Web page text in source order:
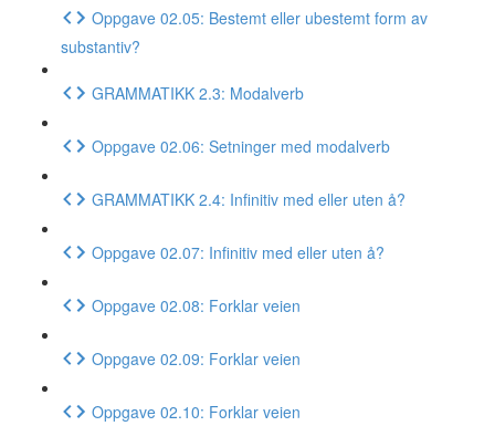
Oppgave 02.05: Bestemt eller ubestemt form av
substantiv?
GRAMMATIKK 2.3: Modalverb
Oppgave 02.06: Setninger med modalverb
GRAMMATIKK 2.4: Infinitiv med eller uten å?
Oppgave 02.07: Infinitiv med eller uten å?
Oppgave 02.08: Forklar veien
Oppgave 02.09: Forklar veien
Oppgave 02.10: Forklar veien